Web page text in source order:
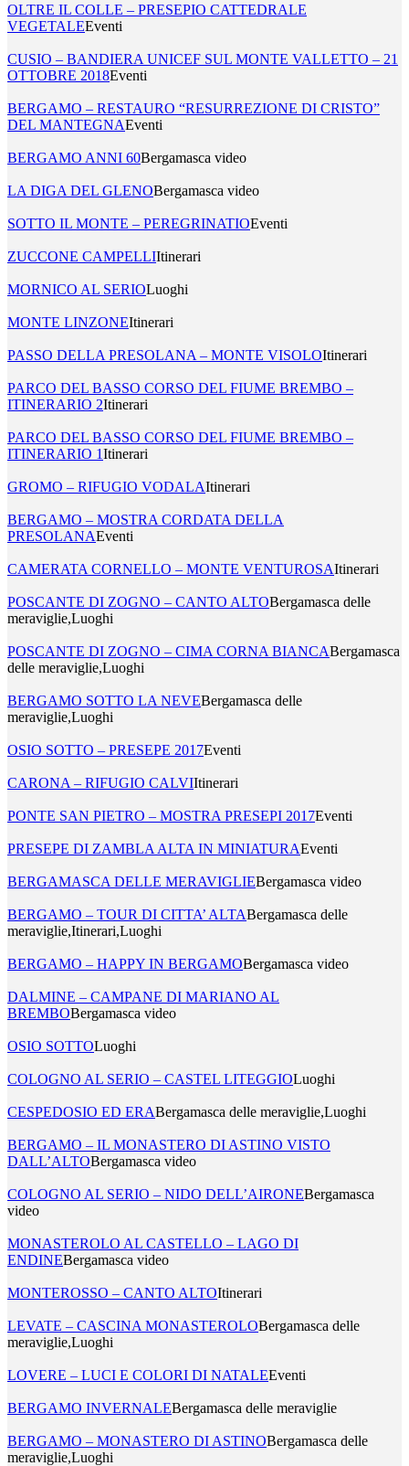
OLTRE IL COLLE – PRESEPIO CATTEDRALE
VEGETALEEventi
CUSIO – BANDIERA UNICEF SUL MONTE VALLETTO – 21
OTTOBRE 2018Eventi
BERGAMO – RESTAURO “RESURREZIONE DI CRISTO”
DEL MANTEGNAEventi
BERGAMO ANNI 60Bergamasca video
LA DIGA DEL GLENOBergamasca video
SOTTO IL MONTE – PEREGRINATIOEventi
ZUCCONE CAMPELLIItinerari
MORNICO AL SERIOLuoghi
MONTE LINZONEItinerari
PASSO DELLA PRESOLANA – MONTE VISOLOItinerari
PARCO DEL BASSO CORSO DEL FIUME BREMBO –
ITINERARIO 2Itinerari
PARCO DEL BASSO CORSO DEL FIUME BREMBO –
ITINERARIO 1Itinerari
GROMO – RIFUGIO VODALAItinerari
BERGAMO – MOSTRA CORDATA DELLA
PRESOLANAEventi
CAMERATA CORNELLO – MONTE VENTUROSAItinerari
POSCANTE DI ZOGNO – CANTO ALTOBergamasca delle
meraviglie,Luoghi
POSCANTE DI ZOGNO – CIMA CORNA BIANCABergamasca
delle meraviglie,Luoghi
BERGAMO SOTTO LA NEVEBergamasca delle
meraviglie,Luoghi
OSIO SOTTO – PRESEPE 2017Eventi
CARONA – RIFUGIO CALVIItinerari
PONTE SAN PIETRO – MOSTRA PRESEPI 2017Eventi
PRESEPE DI ZAMBLA ALTA IN MINIATURAEventi
BERGAMASCA DELLE MERAVIGLIEBergamasca video
BERGAMO – TOUR DI CITTA’ ALTABergamasca delle
meraviglie,Itinerari,Luoghi
BERGAMO – HAPPY IN BERGAMOBergamasca video
DALMINE – CAMPANE DI MARIANO AL
BREMBOBergamasca video
OSIO SOTTOLuoghi
COLOGNO AL SERIO – CASTEL LITEGGIOLuoghi
CESPEDOSIO ED ERABergamasca delle meraviglie,Luoghi
BERGAMO – IL MONASTERO DI ASTINO VISTO
DALL’ALTOBergamasca video
COLOGNO AL SERIO – NIDO DELL’AIRONEBergamasca
video
MONASTEROLO AL CASTELLO – LAGO DI
ENDINEBergamasca video
MONTEROSSO – CANTO ALTOItinerari
LEVATE – CASCINA MONASTEROLOBergamasca delle
meraviglie,Luoghi
LOVERE – LUCI E COLORI DI NATALEEventi
BERGAMO INVERNALEBergamasca delle meraviglie
BERGAMO – MONASTERO DI ASTINOBergamasca delle
meraviglie,Luoghi